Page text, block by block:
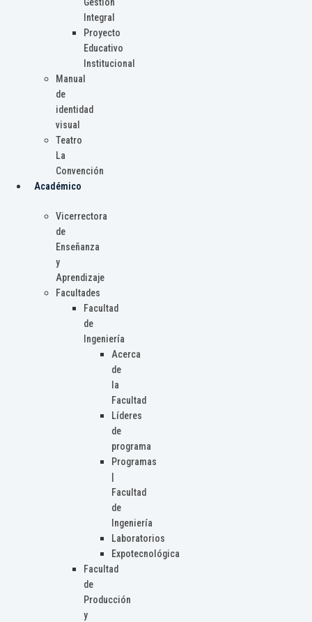
Gestión
Integral
Proyecto
Educativo
Institucional
Manual
de
identidad
visual
Teatro
La
Convención
Académico
Vicerrectora
de
Enseñanza
y
Aprendizaje
Facultades
Facultad
de
Ingeniería
Acerca
de
la
Facultad
Líderes
de
programa
Programas
Facultad
de
Ingeniería
Laboratorios
Expotecnológica
Facultad
de
Producción
y